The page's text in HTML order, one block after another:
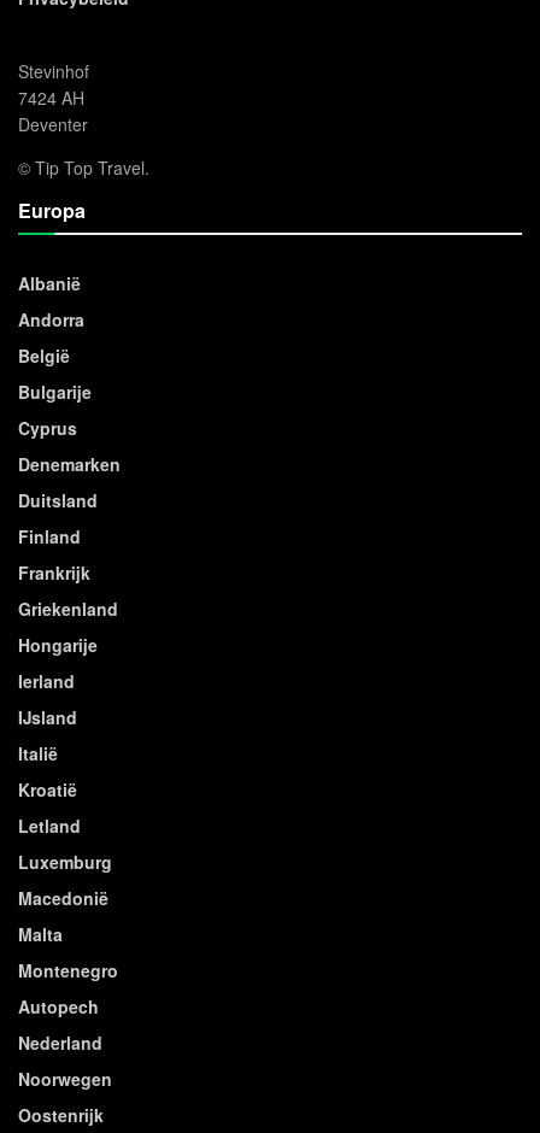
Stevinhof
7424 AH
Deventer
© Tip Top Travel.
Europa
Albanië
Andorra
België
Bulgarije
Cyprus
Denemarken
Duitsland
Finland
Frankrijk
Griekenland
Hongarije
Ierland
IJsland
Italië
Kroatië
Letland
Luxemburg
Macedonië
Malta
Montenegro
Autopech
Nederland
Noorwegen
Oostenrijk